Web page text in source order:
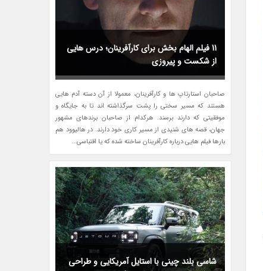
11 فیلم الهام بخش برای کارآفرینان؛ درس هایی
از شکست و پیروزی
صاحبان استارتاپ ها و کارآفرینان، معمولا از آن دسته آدم هایی
هستند که مسیر سختی را پشت سرگذاشته اند تا به جایگاه و
موفقیتی که دارند برسند. هرکدام از صاحبان برندهای مشهور
جهان، قصه های شنیدی از مسیر کاری خود دارند. در هالیوود هم
بارها فیلم هایی درباره کارآفرینان ساخته شده که یا اقتباسی...
شاسی بلند چینی با استایل آمریکایی و طراحی